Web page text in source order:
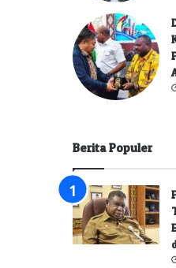
Berita Populer